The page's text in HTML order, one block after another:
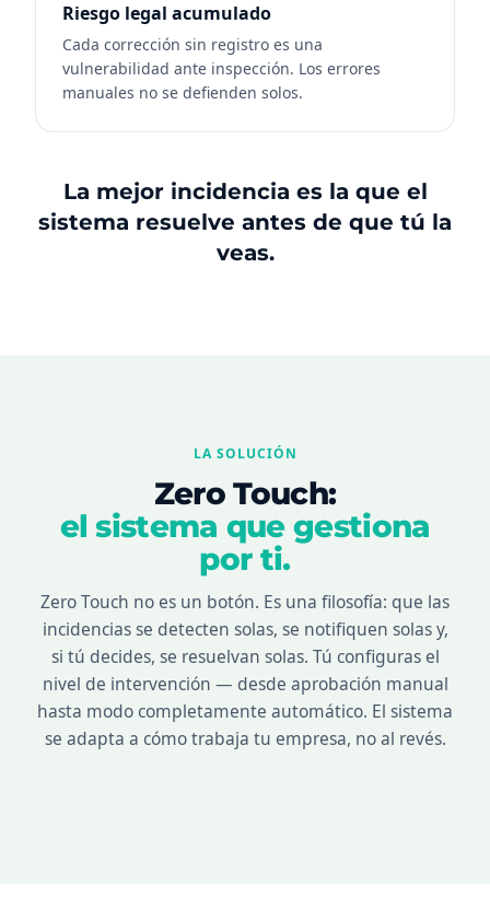
Riesgo legal acumulado
Cada corrección sin registro es una
vulnerabilidad ante inspección. Los errores
manuales no se defienden solos.
La mejor incidencia es la que el
sistema resuelve antes de que tú la
veas.
LA SOLUCIÓN
Zero Touch:
el sistema que gestiona
por ti.
Zero Touch no es un botón. Es una filosofía: que las
incidencias se detecten solas, se notifiquen solas y,
si tú decides, se resuelvan solas. Tú configuras el
nivel de intervención — desde aprobación manual
hasta modo completamente automático. El sistema
se adapta a cómo trabaja tu empresa, no al revés.